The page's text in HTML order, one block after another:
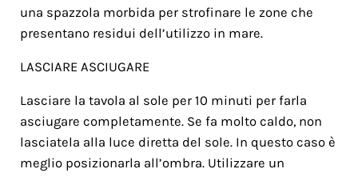
una spazzola morbida per strofinare le zone che
presentano residui dell’utilizzo in mare.
LASCIARE ASCIUGARE
Lasciare la tavola al sole per 10 minuti per farla
asciugare completamente. Se fa molto caldo, non
lasciatela alla luce diretta del sole. In questo caso è
meglio posizionarla all’ombra. Utilizzare un